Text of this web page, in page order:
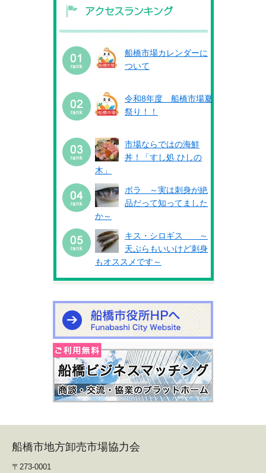
船橋市場カレンダーに
ついて
令和8年度 船橋市場夏
祭り！！
市場ならではの海鮮
丼！「すし処 ひしの
木」
ボラ ～実は刺身が絶
品だって知ってました
か～
キス・シロギス ～
天ぷらもいいけど刺身
もオススメです～
船橋市地方卸売市場協力会
〒273-0001